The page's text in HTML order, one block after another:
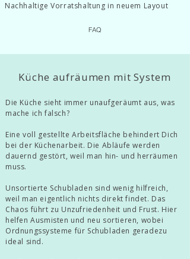
Nachhaltige Vorratshaltung in neuem Layout
FAQ
Küche aufräumen mit System
Die Küche sieht immer unaufgeräumt aus, was
mache ich falsch?
Eine voll gestellte Arbeitsfläche behindert Dich
bei der Küchenarbeit. Die Abläufe werden
dauernd gestört, weil man hin- und herräumen
muss.
Unsortierte Schubladen sind wenig hilfreich,
weil man eigentlich nichts direkt findet. Das
Chaos führt zu Unzufriedenheit und Frust. Hier
helfen Ausmisten und neu sortieren, wobei
Ordnungssysteme für Schubladen geradezu
ideal sind.